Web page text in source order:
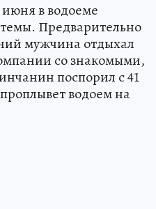
в водоеме
Предварительно
мужчина отдыхал
со знакомыми,
поспорил с 41
водоем на